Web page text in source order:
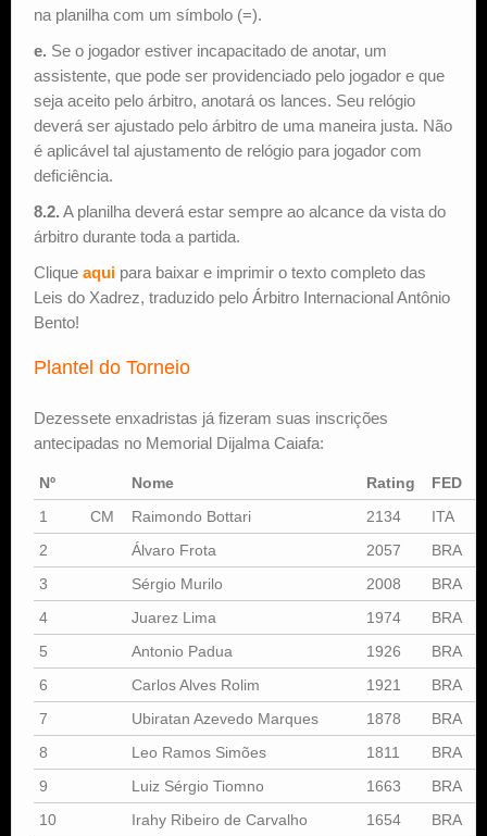
na planilha com um símbolo (=).
e. Se o jogador estiver incapacitado de anotar, um
assistente, que pode ser providenciado pelo jogador e que
seja aceito pelo árbitro, anotará os lances. Seu relógio
deverá ser ajustado pelo árbitro de uma maneira justa. Não
é aplicável tal ajustamento de relógio para jogador com
deficiência.
8.2. A planilha deverá estar sempre ao alcance da vista do
árbitro durante toda a partida.
Clique aqui para baixar e imprimir o texto completo das
Leis do Xadrez, traduzido pelo Árbitro Internacional Antônio
Bento!
Plantel do Torneio
Dezessete enxadristas já fizeram suas inscrições
antecipadas no Memorial Dijalma Caiafa:
Nº Nome Rating FED
1
CM Raimondo Bottari 2134 ITA
2
Álvaro Frota 2057 BRA
3
Sérgio Murilo 2008 BRA
4
Juarez Lima 1974 BRA
5
Antonio Padua 1926 BRA
6
Carlos Alves Rolim 1921 BRA
7
Ubiratan Azevedo Marques 1878 BRA
8
Leo Ramos Simões 1811 BRA
9
Luiz Sérgio Tiomno 1663 BRA
10
Irahy Ribeiro de Carvalho 1654 BRA